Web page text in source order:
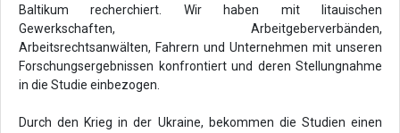
Baltikum recherchiert. Wir haben mit litauischen
Gewerkschaften, Arbeitgeberverbänden,
Arbeitsrechtsanwälten, Fahrern und Unternehmen mit unseren
Forschungsergebnissen konfrontiert und deren Stellungnahme
in die Studie einbezogen.
Durch den Krieg in der Ukraine, bekommen die Studien einen